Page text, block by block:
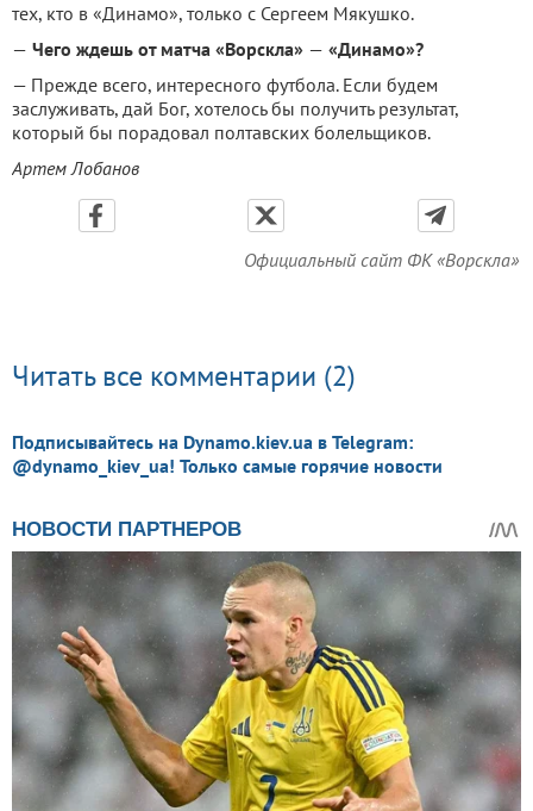
тех, кто в «Динамо», только с Сергеем Мякушко.
— Чего ждешь от матча «Ворскла» — «Динамо»?
— Прежде всего, интересного футбола. Если будем
заслуживать, дай Бог, хотелось бы получить результат,
который бы порадовал полтавских болельщиков.
Артем Лобанов
Официальный сайт ФК «Ворскла»
Читать все комментарии (2)
Подписывайтесь на Dynamo.kiev.ua в Telegram:
@dynamo_kiev_ua! Только самые горячие новости